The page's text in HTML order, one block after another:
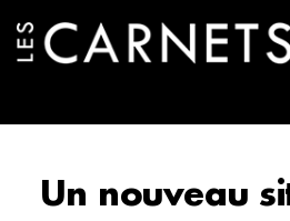
Un nouveau